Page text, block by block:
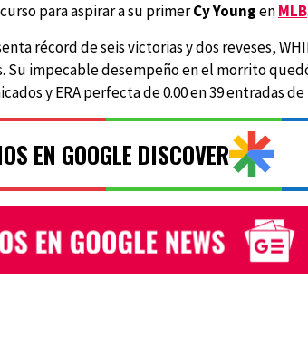
para aspirar a su primerCy YoungenMLB.
récord de seis victorias y dos reveses,
Su impecable desempeño en el morrito
y ERA perfecta de 0.00 en 39 entradas de
EN GOOGLE DISCOVER